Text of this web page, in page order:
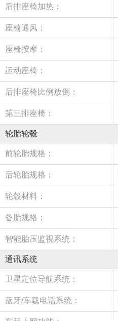
后排座椅加热：
座椅通风：
座椅按摩：
运动座椅：
后排座椅比例放倒：
第三排座椅：
轮胎轮毂
前轮胎规格：
后轮胎规格：
轮毂材料：
备胎规格：
智能胎压监视系统：
通讯系统
卫星定位导航系统：
蓝牙/车载电话系统：